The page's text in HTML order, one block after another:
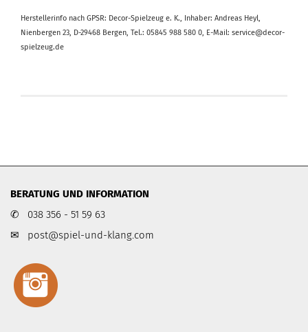
Herstellerinfo nach GPSR: Decor-Spielzeug e. K., Inhaber: Andreas Heyl,
Nienbergen 23, D-29468 Bergen, Tel.: 05845 988 580 0, E-Mail: service@decor-
spielzeug.de
BERATUNG UND INFORMATION
✆ 038 356 - 51 59 63
✉ post@spiel-und-klang.com